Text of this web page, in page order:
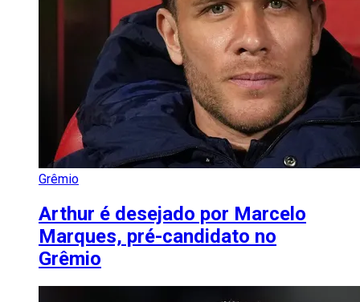
Grêmio
Arthur é desejado por Marcelo
Marques, pré-candidato no
Grêmio